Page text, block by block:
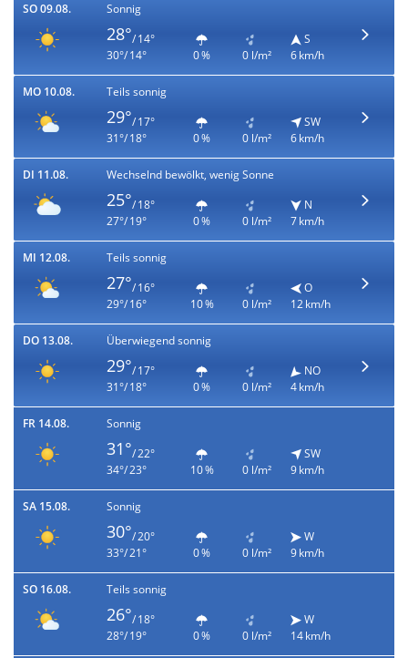
SO 09.08. Sonnig
28°/ 14°
30°/ 14°
0 % 0 l/m²
S
6 km/h
MO 10.08. Teils sonnig
29°/ 17°
31°/ 18°
0 % 0 l/m²
SW
6 km/h
DI 11.08. Wechselnd bewölkt, wenig Sonne
25°/ 18°
27°/ 19°
0 % 0 l/m²
N
7 km/h
MI 12.08. Teils sonnig
27°/ 16°
29°/ 16°
10 % 0 l/m²
O
12 km/h
DO 13.08. Überwiegend sonnig
29°/ 17°
31°/ 18°
0 % 0 l/m²
NO
4 km/h
FR 14.08. Sonnig
31°/ 22°
34°/ 23°
10 % 0 l/m²
SW
9 km/h
SA 15.08. Sonnig
30°/ 20°
33°/ 21°
0 % 0 l/m²
W
9 km/h
SO 16.08. Teils sonnig
26°/ 18°
28°/ 19°
0 % 0 l/m²
W
14 km/h